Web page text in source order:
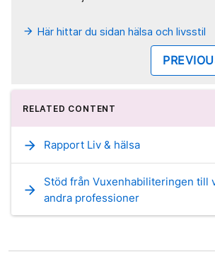
arrow_forward Här hittar du sidan hälsa och livsstil
RELATED CONTENT
arrow_forward Rapport Liv & hälsa
arrow_forward
Stöd från Vuxenhabiliteringen till
andra professioner